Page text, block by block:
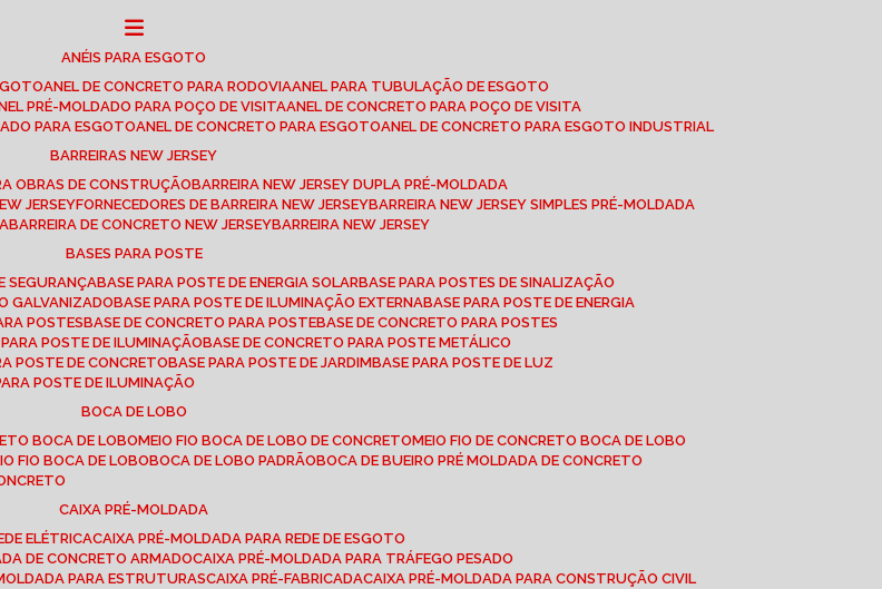
ANÉIS PARA ESGOTO
ANEL DE CONCRETO PARA RODOVIA ANEL PARA TUBULAÇÃO DE ESGOTO
PRÉ-MOLDADO PARA POÇO DE VISITA ANEL DE CONCRETO PARA POÇO DE VISITA
PARA ESGOTO ANEL DE CONCRETO PARA ESGOTO ANEL DE CONCRETO PARA ESGOTO INDUSTRIAL
BARREIRAS NEW JERSEY
OBRAS DE CONSTRUÇÃO BARREIRA NEW JERSEY DUPLA PRÉ-MOLDADA
JERSEY FORNECEDORES DE BARREIRA NEW JERSEY BARREIRA NEW JERSEY SIMPLES PRÉ-MOLDADA
BARREIRA DE CONCRETO NEW JERSEY BARREIRA NEW JERSEY
BASES PARA POSTE
SEGURANÇA BASE PARA POSTE DE ENERGIA SOLAR BASE PARA POSTES DE SINALIZAÇÃO
GALVANIZADO BASE PARA POSTE DE ILUMINAÇÃO EXTERNA BASE PARA POSTE DE ENERGIA
POSTES BASE DE CONCRETO PARA POSTE BASE DE CONCRETO PARA POSTES
PARA POSTE DE ILUMINAÇÃO BASE DE CONCRETO PARA POSTE METÁLICO
POSTE DE CONCRETO BASE PARA POSTE DE JARDIM BASE PARA POSTE DE LUZ
POSTE DE ILUMINAÇÃO
BOCA DE LOBO
BOCA DE LOBO MEIO FIO BOCA DE LOBO DE CONCRETO
MEIO FIO DE CONCRETO BOCA DE LOBO
FIO BOCA DE LOBO BOCA DE LOBO PADRÃO BOCA DE BUEIRO PRÉ MOLDADA DE CONCRETO
CAIXA PRÉ-MOLDADA
ELÉTRICA CAIXA PRÉ-MOLDADA PARA REDE DE ESGOTO
DE CONCRETO ARMADO
CAIXA PRÉ-MOLDADA PARA TRÁFEGO PESADO
PARA ESTRUTURAS CAIXA PRÉ-FABRICADA CAIXA PRÉ-MOLDADA PARA CONSTRUÇÃO CIVIL